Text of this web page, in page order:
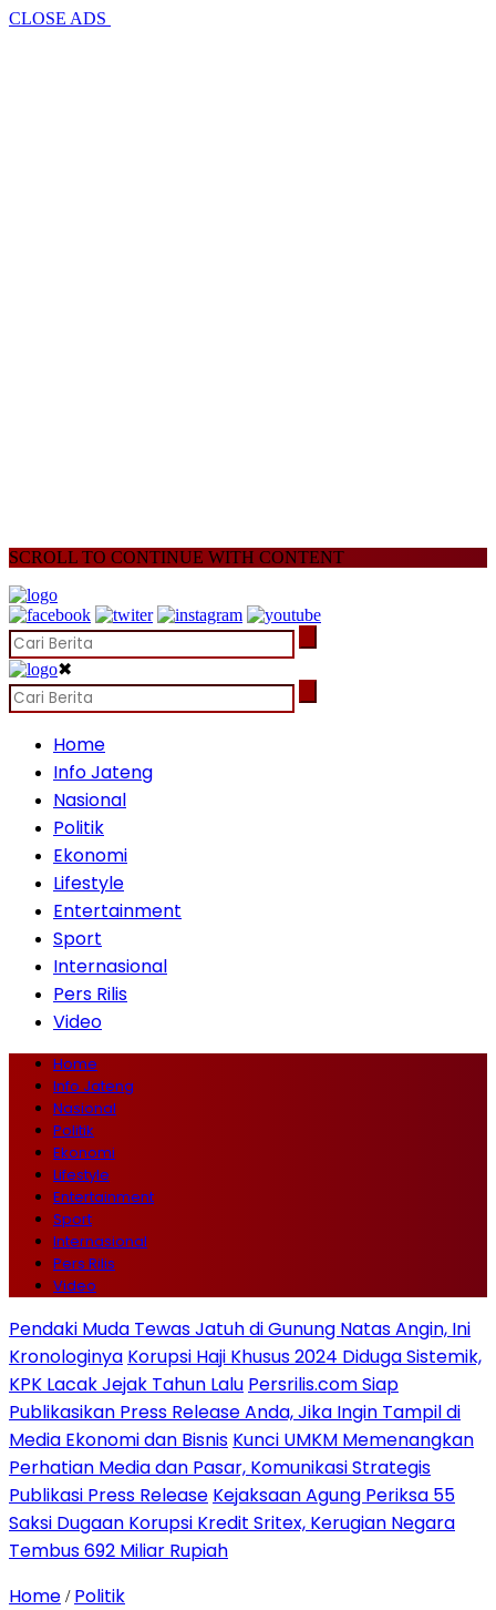
CLOSE ADS
SCROLL TO CONTINUE WITH CONTENT
✖
Home
Info Jateng
Nasional
Politik
Ekonomi
Lifestyle
Entertainment
Sport
Internasional
Pers Rilis
Video
Home
Info Jateng
Nasional
Politik
Ekonomi
Lifestyle
Entertainment
Sport
Internasional
Pers Rilis
Video
Pendaki Muda Tewas Jatuh di Gunung Natas Angin, Ini
Kronologinya Korupsi Haji Khusus 2024 Diduga Sistemik,
KPK Lacak Jejak Tahun Lalu Persrilis.com Siap
Publikasikan Press Release Anda, Jika Ingin Tampil di
Media Ekonomi dan Bisnis Kunci UMKM Memenangkan
Perhatian Media dan Pasar, Komunikasi Strategis
Publikasi Press Release Kejaksaan Agung Periksa 55
Saksi Dugaan Korupsi Kredit Sritex, Kerugian Negara
Tembus 692 Miliar Rupiah
Home / Politik